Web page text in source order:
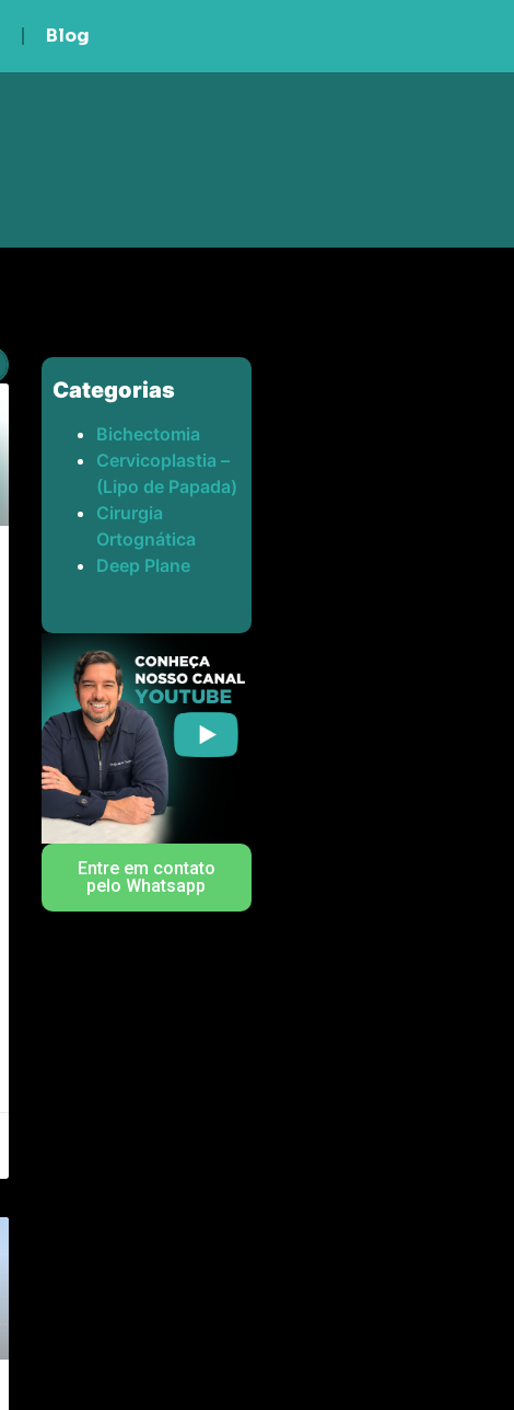
Blog
Categorias
Bichectomia
Cervicoplastia –
(Lipo de Papada)
Cirurgia
Ortognática
Deep Plane
Entre em contato
pelo Whatsapp